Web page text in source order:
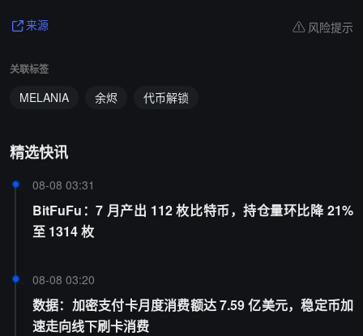
来源 风险提示
关联标签
MELANIA 余烬 代币解锁
精选快讯
08-08 03:31
BitFuFu：7 月产出 112 枚比特币，持仓量环比降 21%
至 1314 枚
08-08 03:20
数据：加密支付卡月度消费额达 7.59 亿美元，稳定币加
速走向线下刷卡消费